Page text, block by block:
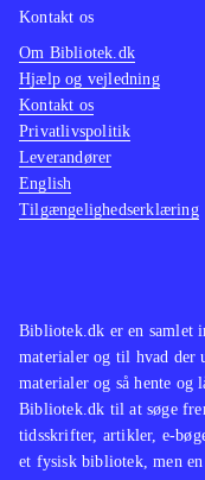
Bibliotek.dk er en samlet
materialer og til hvad der
materialer og så hente og
Bibliotek.dk til at søge
tidsskrifter, artikler, e-
et fysisk bibliotek, men en
Kontakt os
Om Bibliotek.dk
Hjælp og vejledning
Kontakt os
Privatlivspolitik
Leverandører
English
Tilgængelighedserklæring